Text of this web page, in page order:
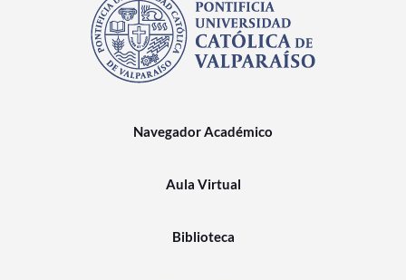
Navegador Académico
Aula Virtual
Biblioteca